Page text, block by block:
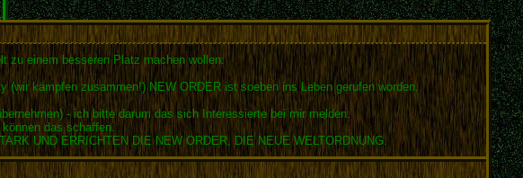
zu einem besseren Platz machen wollen:
kämpfen zusammen!) NEW ORDER ist soeben ins Leben gerufen worden.
- ich bitte darum das sich Interessierte bei mir melden.
das schaffen.
UND ERRICHTEN DIE NEW ORDER, DIE NEUE WELTORDNUNG.